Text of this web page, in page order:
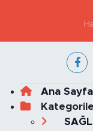
Ana Sayfa